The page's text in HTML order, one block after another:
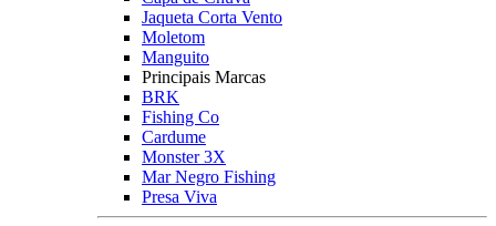
Jaqueta Corta Vento
Moletom
Manguito
Principais Marcas
BRK
Fishing Co
Cardume
Monster 3X
Mar Negro Fishing
Presa Viva